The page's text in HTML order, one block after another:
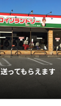
ってもらえます